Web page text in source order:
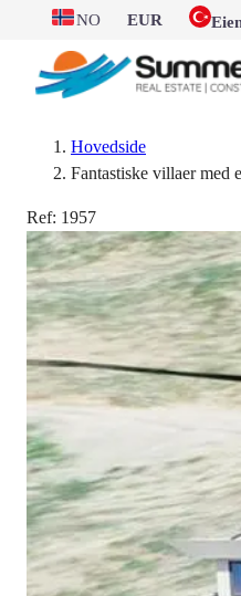
NO EUR
Hovedside
Fantastiske villaer med
Ref: 1957